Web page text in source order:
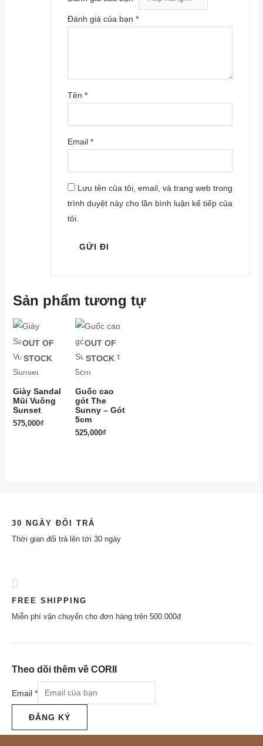
Đánh giá của bạn*
Tên*
Email*
Lưu tên của tôi, email, và trang web trong
trình duyệt này cho lần bình luận kế tiếp của
tôi.
Sản phẩm tương tự
OUT OF
STOCK
Giày Sandal
Mũi Vuông
Sunset
575,000₫
OUT OF
STOCK
Guốc cao
gót The
Sunny – Gót
5cm
525,000₫
30 NGÀY ĐỔI TRẢ
Thời gian đổi trả lên tới 30 ngày
FREE SHIPPING
Miễn phí vận chuyển cho đơn hàng trên 500.000đ
Theo dõi thêm về CORII
Email *
ĐĂNG KÝ